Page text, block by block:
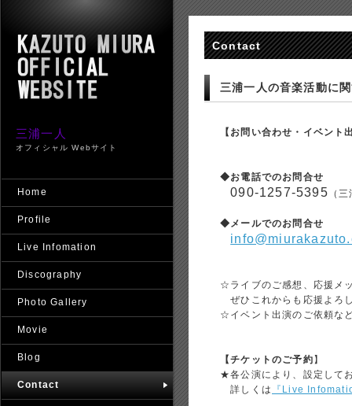
三浦一人
オフィシャル Webサイト
Home
Profile
Live Infomation
Discography
Photo Gallery
Movie
Blog
Contact
Contact
三浦一人の音楽活動に
【お問い合わせ・イベント
◆お電話でのお問合せ
090-1257-5395 （
◆メールでのお問合せ
☆ライブのご感想、応援メ
ぜひこれからも応援よろ
☆イベント出演のご依頼な
【チケットのご予約 】
★各公演により、設定して
詳しくは
『Live